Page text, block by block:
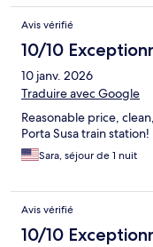
Avis vérifié
10/10
10 janv. 2026
Traduire avec Google
Reasonable price,
Porta Susa train station!
Sara, séjour de 1 nuit
Avis vérifié
10/10